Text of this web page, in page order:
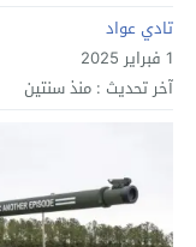
تادي عواد
1 فبراير 2025
آخر تحديث : منذ سنتين